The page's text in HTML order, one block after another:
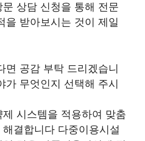
상담 신청을 통해 전문
을 받아보시는 것이 제일
면 공감 부탁 드리겠습니
가 무엇인지 선택해 주시
시스템을 적용하여 맞춤
결합니다 다중이용시설